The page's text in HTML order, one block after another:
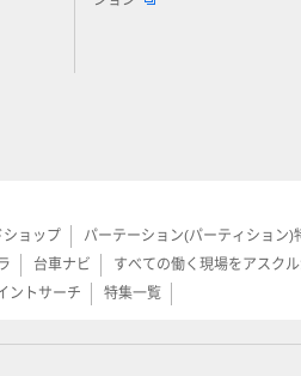
ショップ パーテーション(パーティション)
台車ナビ すべての働く現場をアスク
ントサーチ 特集一覧